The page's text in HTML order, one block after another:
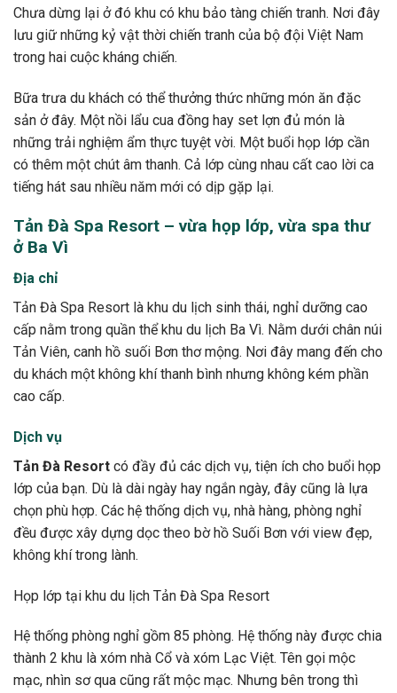
Chưa dừng lại ở đó khu có khu bảo tàng chiến tranh. Nơi đây
lưu giữ những kỷ vật thời chiến tranh của bộ đội Việt Nam
trong hai cuộc kháng chiến.
Bữa trưa du khách có thể thưởng thức những món ăn đặc
sản ở đây. Một nồi lẩu cua đồng hay set lợn đủ món là
những trải nghiệm ẩm thực tuyệt vời. Một buổi họp lớp cần
có thêm một chút âm thanh. Cả lớp cùng nhau cất cao lời ca
tiếng hát sau nhiều năm mới có dịp gặp lại.
Tản Đà Spa Resort – vừa họp lớp, vừa spa thư
ở Ba Vì
Địa chỉ
Tản Đà Spa Resort là khu du lịch sinh thái, nghỉ dưỡng cao
cấp nằm trong quần thể khu du lịch Ba Vì. Nằm dưới chân núi
Tản Viên, canh hồ suối Bơn thơ mộng. Nơi đây mang đến cho
du khách một không khí thanh bình nhưng không kém phần
cao cấp.
Dịch vụ
Tản Đà Resort có đầy đủ các dịch vụ, tiện ích cho buổi họp
lớp của bạn. Dù là dài ngày hay ngắn ngày, đây cũng là lựa
chọn phù hợp. Các hệ thống dịch vụ, nhà hàng, phòng nghỉ
đều được xây dựng dọc theo bờ hồ Suối Bơn với view đẹp,
không khí trong lành.
Họp lớp tại khu du lịch Tản Đà Spa Resort
Hệ thống phòng nghỉ gồm 85 phòng. Hệ thống này được chia
thành 2 khu là xóm nhà Cổ và xóm Lạc Việt. Tên gọi mộc
mạc, nhìn sơ qua cũng rất mộc mạc. Nhưng bên trong thì